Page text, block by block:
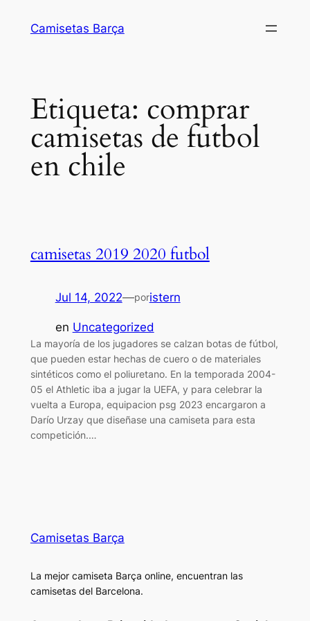
Camisetas Barça
Etiqueta: comprar
camisetas de futbol
en chile
camisetas 2019 2020 futbol
Jul 14, 2022—poristern
en Uncategorized
La mayoría de los jugadores se calzan botas de fútbol,
que pueden estar hechas de cuero o de materiales
sintéticos como el poliuretano. En la temporada 2004-
05 el Athletic iba a jugar la UEFA, y para celebrar la
vuelta a Europa, equipacion psg 2023 encargaron a
Darío Urzay que diseñase una camiseta para esta
competición.…
Camisetas Barça
La mejor camiseta Barça online, encuentran las
camisetas del Barcelona.